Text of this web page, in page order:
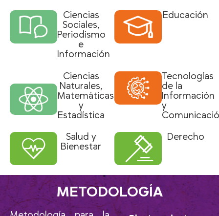
Ciencias
Sociales,
Periodismo
e
Información
Educación
Ciencias
Naturales,
Matemáticas
y
Estadística
Tecnologías
de la
Información
y
Salud y
Bienestar
Derecho
METODOLOGÍA